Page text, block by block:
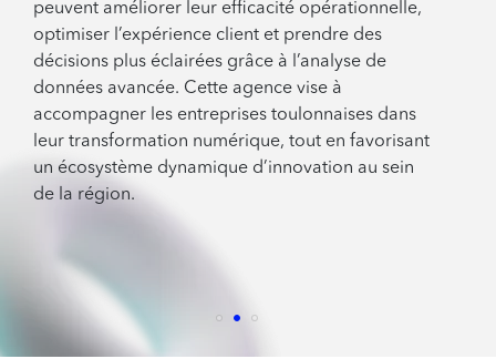
peuvent améliorer leur efficacité opérationnelle,
optimiser l’expérience client et prendre des
décisions plus éclairées grâce à l’analyse de
données avancée. Cette agence vise à
accompagner les entreprises toulonnaises dans
leur transformation numérique, tout en favorisant
un écosystème dynamique d’innovation au sein
de la région.